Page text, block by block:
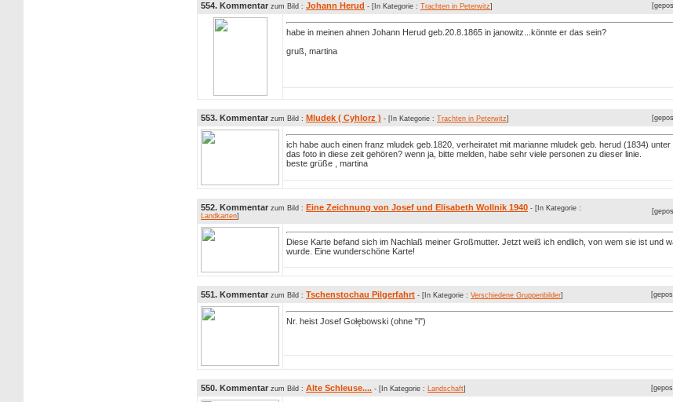
554. Kommentar zum Bild : Johann Herud - [In Kategorie : Trachten in Peterwitz]
habe in meinen ahnen Johann Herud geb.20.8.1865 in janowitz...könnte er das sein?
gruß, martina
553. Kommentar zum Bild : Mludek ( Cyhlorz ) - [In Kategorie : Trachten in Peterwitz]
ich habe auch einen franz mludek geb.1820, verheiratet mit marianne mludek geb. herud (1834)
das foto in diese zeit gehören? wenn ja, bitte melden, habe sehr viele personen zu dieser linie.
beste grüße , martina
552. Kommentar zum Bild : Eine Zeichnung von Josef und Elisabeth Wollnik 1940 - [In Kategorie :
Landkarten]
Diese Karte befand sich im Nachlaß meiner Großmutter. Jetzt weiß ich endlich, von wem sie ist und
wurde. Eine wunderschöne Karte!
551. Kommentar zum Bild : Tschenstochau Pilgerfahrt - [In Kategorie : Verschiedene Gruppenbilder]
Nr. heist Josef Gołębowski (ohne "i")
550. Kommentar zum Bild : Alte Schleuse.... - [In Kategorie : Landschaft]